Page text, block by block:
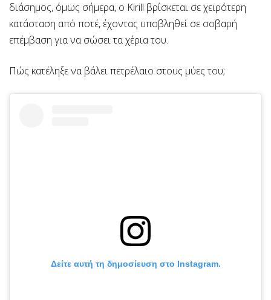
διάσημος, όμως σήμερα, ο Kirill βρίσκεται σε χειρότερη
κατάσταση από ποτέ, έχοντας υποβληθεί σε σοβαρή
επέμβαση για να σώσει τα χέρια του.
Πώς κατέληξε να βάλει πετρέλαιο στους μύες του;
Δείτε αυτή τη δημοσίευση στο Instagram.